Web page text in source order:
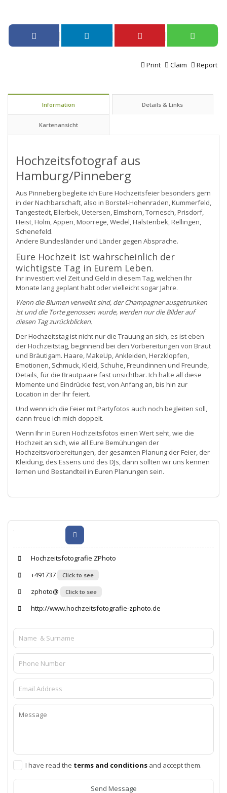
Report
Claim
Print
Information Details & Links
Kartenansicht
Hochzeitsfotograf aus
Hamburg/Pinneberg
Aus Pinneberg begleite ich Eure Hochzeitsfeier besonders gern
in der Nachbarschaft, also in Borstel-Hohenraden, Kummerfeld,
Tangestedt, Ellerbek, Uetersen, Elmshorn, Tornesch, Prisdorf,
Heist, Holm, Appen, Moorrege, Wedel, Halstenbek, Rellingen,
Schenefeld.
Andere Bundesländer und Länder gegen Absprache.
Eure Hochzeit ist wahrscheinlich der
wichtigste Tag in Eurem Leben.
Ihr investiert viel Zeit und Geld in diesem Tag, welchen Ihr
Monate lang geplant habt oder vielleicht sogar Jahre.
Wenn die Blumen verwelkt sind, der Champagner ausgetrunken
ist und die Torte genossen wurde, werden nur die Bilder auf
diesen Tag zurückblicken.
Der Hochzeitstag ist nicht nur die Trauung an sich, es ist eben
der Hochzeitstag, beginnend bei den Vorbereitungen von Braut
und Bräutigam. Haare, MakeUp, Ankleiden, Herzklopfen,
Emotionen, Schmuck, Kleid, Schuhe, Freundinnen und Freunde,
Details, für die Brautpaare fast unsichtbar. Ich halte all diese
Momente und Eindrücke fest, von Anfang an, bis hin zur
Location in der Ihr feiert.
Und wenn ich die Feier mit Partyfotos auch noch begleiten soll,
dann freue ich mich doppelt.
Wenn Ihr in Euren Hochzeitsfotos einen Wert seht, wie die
Hochzeit an sich, wie all Eure Bemühungen der
Hochzeitsvorbereitungen, der gesamten Planung der Feier, der
Kleidung, des Essens und des DJs, dann sollten wir uns kennen
lernen und Bestandteil in Euren Planungen sein.
Hochzeitsfotografie ZPhoto
+491737
Click to see
zphoto@ Click to see
http://www.hochzeitsfotografie-zphoto.de
I have read the terms and conditions and accept them.
Send Message